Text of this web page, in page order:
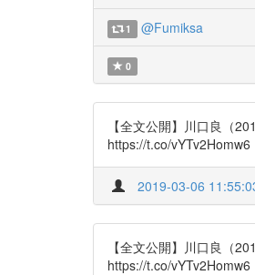
1 @Fumiksa
0
【全文公開】川口良（
https://t.co/vYTv2Homw6
2019-03-06
【全文公開】川口良（
https://t.co/vYTv2Homw6